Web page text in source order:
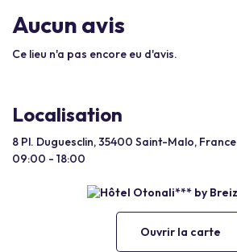
Aucun avis
Ce lieu n'a pas encore eu d'avis.
Localisation
8 Pl. Duguesclin, 35400 Saint-Malo, France
09:00 - 18:00
Ouvrir la carte